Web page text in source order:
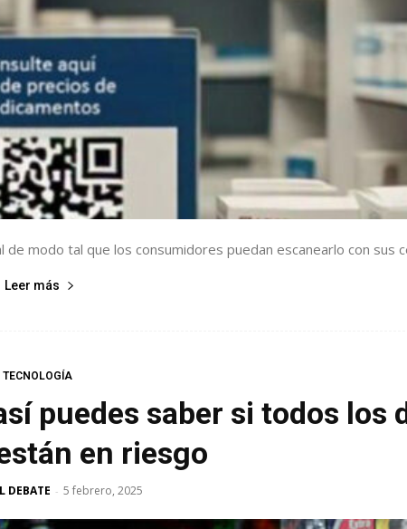
modo tal que los consumidores puedan escanearlo con sus
Leer más
TECNOLOGÍA
puedes saber si todos los
en riesgo
DEBATE - 5 febrero, 2025